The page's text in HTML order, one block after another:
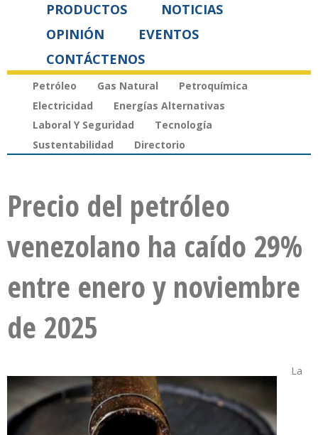
PRODUCTOS
NOTICIAS
OPINIÓN
EVENTOS
CONTÁCTENOS
Petróleo Gas Natural
Petroquímica
Electricidad
Energías Alternativas
Laboral Y Seguridad
Tecnología
Sustentabilidad
Directorio
Precio del petróleo
venezolano ha caído 29%
entre enero y noviembre
de 2025
La